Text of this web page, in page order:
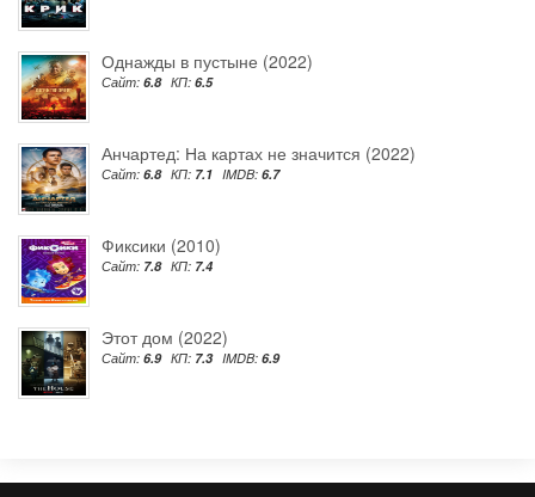
Однажды в пустыне (2022)
Сайт: 6.8 КП: 6.5
Анчартед: На картах не значится (2022)
Сайт: 6.8 КП: 7.1 IMDB: 6.7
Фиксики (2010)
Сайт: 7.8 КП: 7.4
Этот дом (2022)
Сайт: 6.9 КП: 7.3 IMDB: 6.9